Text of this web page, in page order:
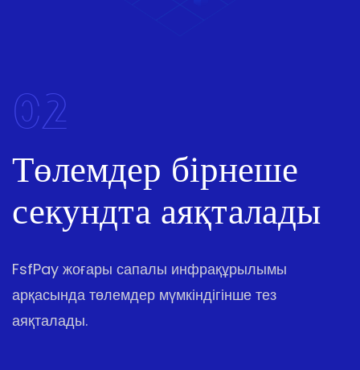
02
Төлемдер бірнеше
секундта аяқталады
FsfPay жоғары сапалы инфрақұрылымы
арқасында төлемдер мүмкіндігінше тез
аяқталады.